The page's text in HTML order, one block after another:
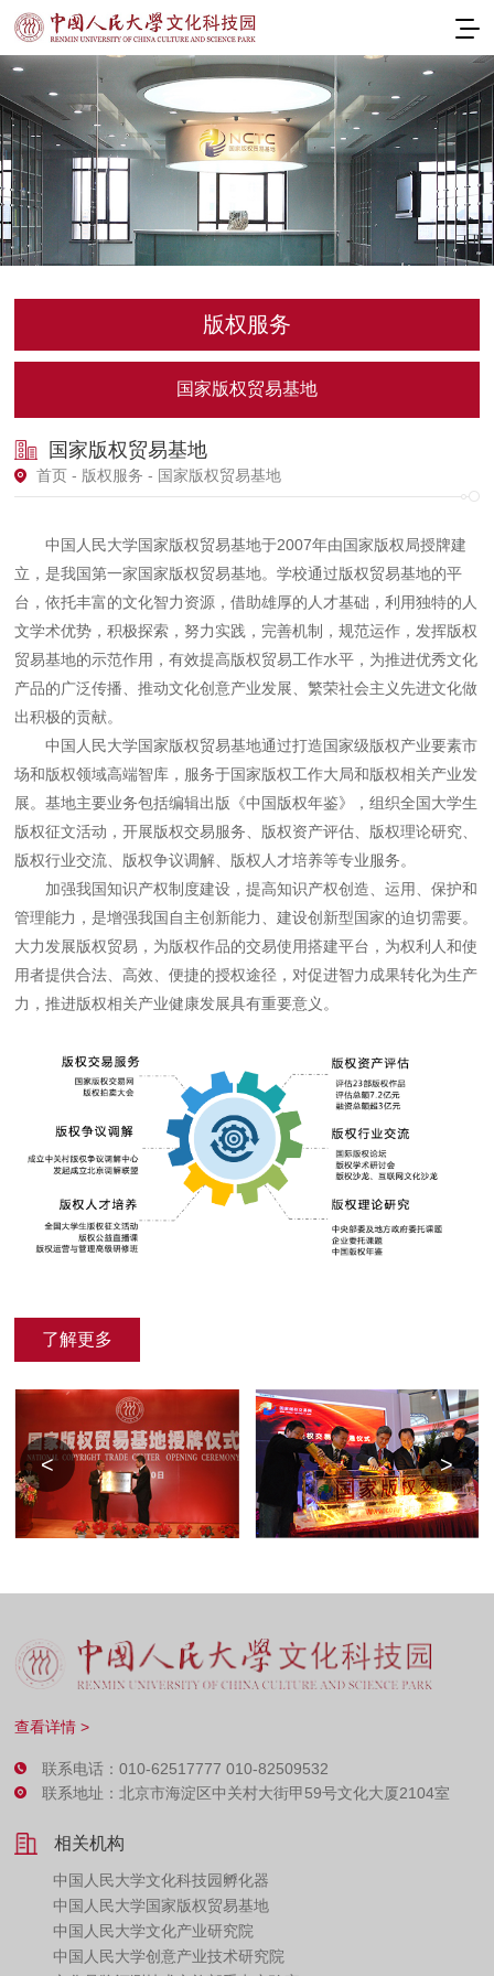
版权服务
国家版权贸易基地
国家版权贸易基地
首页 - 版权服务 - 国家版权贸易基地
中国人民大学国家版权贸易基地于2007年由国家版权局授牌建
立，是我国第一家国家版权贸易基地。学校通过版权贸易基地的平
台，依托丰富的文化智力资源，借助雄厚的人才基础，利用独特的人
文学术优势，积极探索，努力实践，完善机制，规范运作，发挥版权
贸易基地的示范作用，有效提高版权贸易工作水平，为推进优秀文化
产品的广泛传播、推动文化创意产业发展、繁荣社会主义先进文化做
出积极的贡献。
中国人民大学国家版权贸易基地通过打造国家级版权产业要素市
场和版权领域高端智库，服务于国家版权工作大局和版权相关产业发
展。基地主要业务包括编辑出版《中国版权年鉴》，组织全国大学生
版权征文活动，开展版权交易服务、版权资产评估、版权理论研究、
版权行业交流、版权争议调解、版权人才培养等专业服务。
加强我国知识产权制度建设，提高知识产权创造、运用、保护和
管理能力，是增强我国自主创新能力、建设创新型国家的迫切需要。
大力发展版权贸易，为版权作品的交易使用搭建平台，为权利人和使
用者提供合法、高效、便捷的授权途径，对促进智力成果转化为生产
力，推进版权相关产业健康发展具有重要意义。
了解更多
< >
查看详情 >
联系电话：010-62517777 010-82509532
联系地址：北京市海淀区中关村大街甲59号文化大厦2104室
相关机构
中国人民大学文化科技园孵化器
中国人民大学国家版权贸易基地
中国人民大学文化产业研究院
中国人民大学创意产业技术研究院